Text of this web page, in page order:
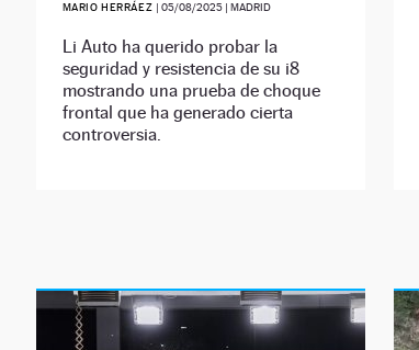
MARIO HERRÁEZ | 05/08/2025| MADRID
Li Auto ha querido probar la
seguridad y resistencia de su i8
mostrando una prueba de choque
frontal que ha generado cierta
controversia.